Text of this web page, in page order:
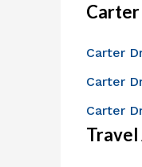
Carter
Carter
Carter
Carter